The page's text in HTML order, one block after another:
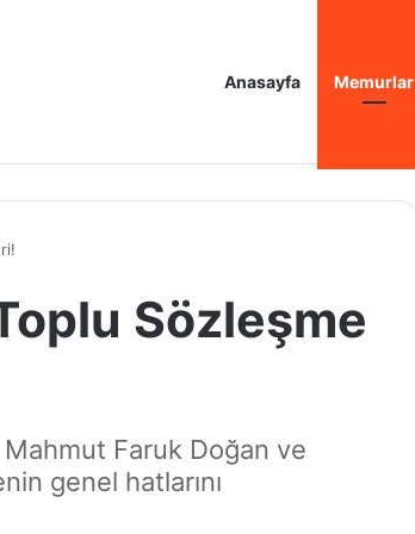
Anasayfa Memurlar
Sözleşme
Mahmut Faruk Doğan ve
genel hatlarını